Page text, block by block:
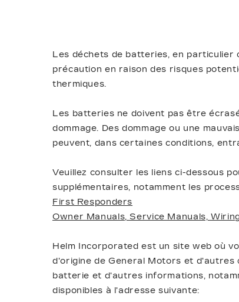
Les déchets de batteries, en particulier
précaution en raison des risques
thermiques.
Les batteries ne doivent pas être
dommage. Des dommage ou une
peuvent, dans certaines conditions,
Veuillez consulter les liens ci-dessous
supplémentaires, notamment les
First Responders
Owner Manuals, Service Manuals,
Helm Incorporated est un site web où
d'origine de General Motors et d'autres
batterie et d'autres informations,
disponibles à l'adresse suivante: